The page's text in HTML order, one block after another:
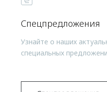
Спецпредложения
Узнайте о наших
специальных